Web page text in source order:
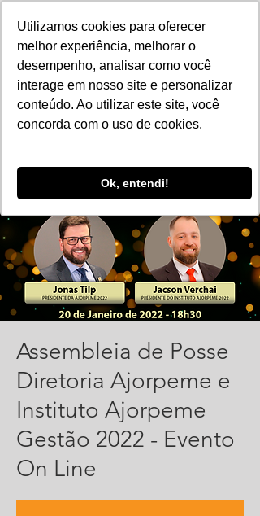
Utilizamos cookies para oferecer
melhor experiência, melhorar o
desempenho, analisar como você
interage em nosso site e personalizar
conteúdo. Ao utilizar este site, você
concorda com o uso de cookies.
Ok, entendi!
Assembleia de Posse
Diretoria Ajorpeme e
Instituto Ajorpeme
Gestão 2022 - Evento
On Line